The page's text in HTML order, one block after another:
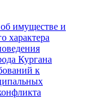
имуществе и
характера
Кургана
к